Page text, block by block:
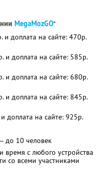
MegaMozGO*
доплата на сайте: 470р.
и доплата на сайте: 585р.
и доплата на сайте: 680р.
и доплата на сайте: 845р.
доплата на сайте: 925р.
до 10 человек
с любого устройства
со всеми участниками